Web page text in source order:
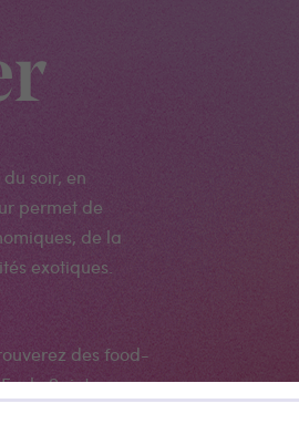
soir, en
permet de
de la
exotiques.
des food-
Sainte